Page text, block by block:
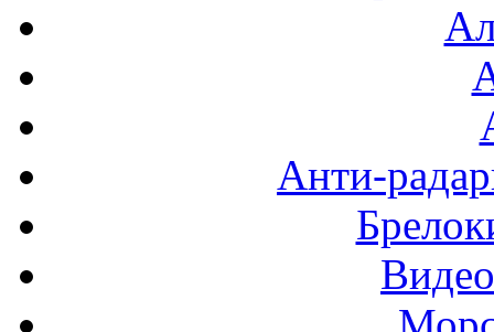
Анти-